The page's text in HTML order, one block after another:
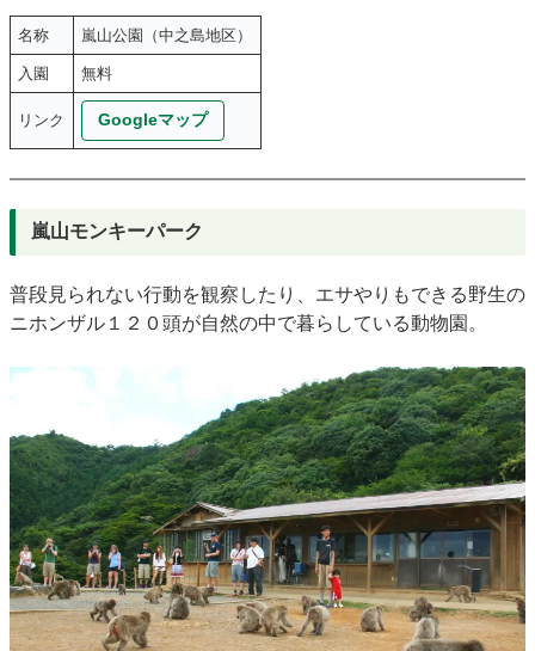
名称 嵐山公園（中之島地区）
入園 無料
リンク Googleマップ
嵐山モンキーパーク
普段見られない行動を観察したり、エサやりもできる野生の
ニホンザル１２０頭が自然の中で暮らしている動物園。